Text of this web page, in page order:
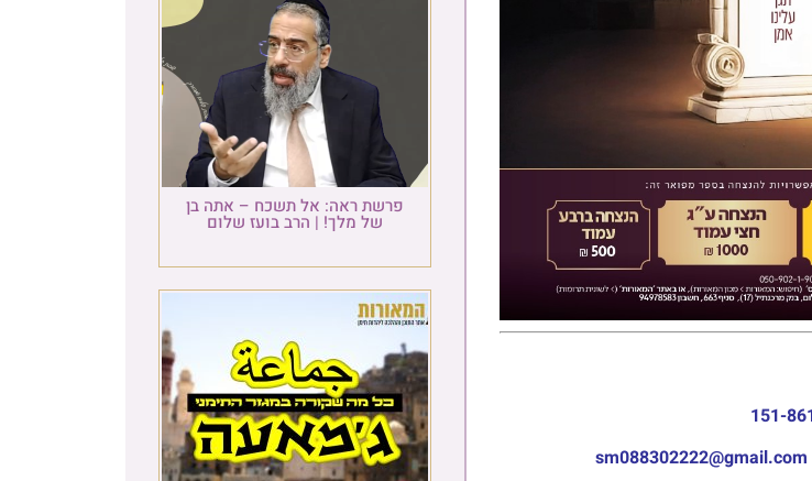
פרשת ראה: אל תשכח – אתה בן
של מלך! | הרב בועז שלום